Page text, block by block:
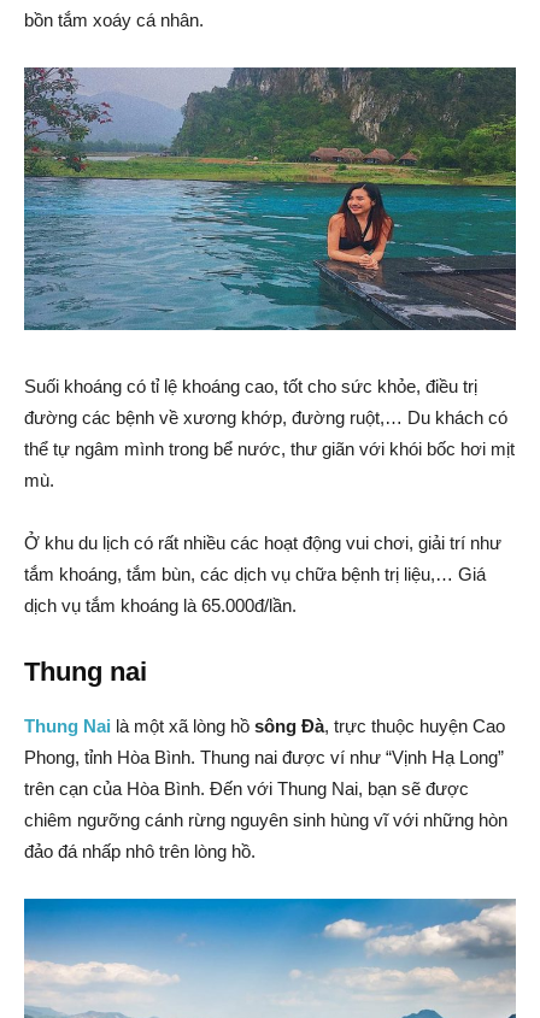
bồn tắm xoáy cá nhân.
Suối khoáng có tỉ lệ khoáng cao, tốt cho sức khỏe, điều trị
đường các bệnh về xương khớp, đường ruột,… Du khách có
thể tự ngâm mình trong bể nước, thư giãn với khói bốc hơi mịt
mù.
Ở khu du lịch có rất nhiều các hoạt động vui chơi, giải trí như
tắm khoáng, tắm bùn, các dịch vụ chữa bệnh trị liệu,… Giá
dịch vụ tắm khoáng là 65.000đ/lần.
Thung nai
Thung Nai là một xã lòng hồ sông Đà, trực thuộc huyện Cao
Phong, tỉnh Hòa Bình. Thung nai được ví như “Vịnh Hạ Long”
trên cạn của Hòa Bình. Đến với Thung Nai, bạn sẽ được
chiêm ngưỡng cánh rừng nguyên sinh hùng vĩ với những hòn
đảo đá nhấp nhô trên lòng hồ.